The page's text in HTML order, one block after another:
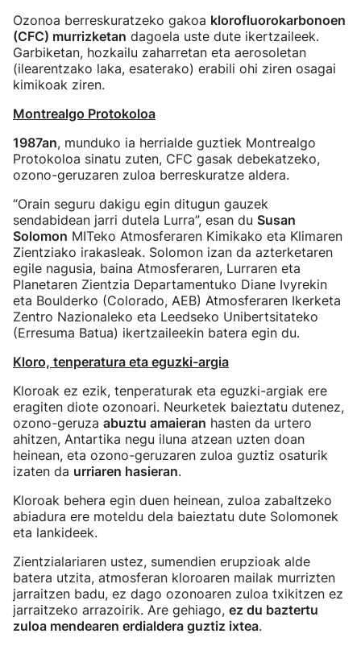
Ozonoa berreskuratzeko gakoa klorofluorokarbonoen
(CFC) murrizketan dagoela uste dute ikertzaileek.
Garbiketan, hozkailu zaharretan eta aerosoletan
(ilearentzako laka, esaterako) erabili ohi ziren osagai
kimikoak ziren.
Montrealgo Protokoloa
1987an, munduko ia herrialde guztiek Montrealgo
Protokoloa sinatu zuten, CFC gasak debekatzeko,
ozono-geruzaren zuloa berreskuratze aldera.
“Orain seguru dakigu egin ditugun gauzek
sendabidean jarri dutela Lurra”, esan du Susan
Solomon MITeko Atmosferaren Kimikako eta Klimaren
Zientziako irakasleak. Solomon izan da azterketaren
egile nagusia, baina Atmosferaren, Lurraren eta
Planetaren Zientzia Departamentuko Diane Ivyrekin
eta Boulderko (Colorado, AEB) Atmosferaren Ikerketa
Zentro Nazionaleko eta Leedseko Unibertsitateko
(Erresuma Batua) ikertzaileekin batera egin du.
Kloro, tenperatura eta eguzki-argia
Kloroak ez ezik, tenperaturak eta eguzki-argiak ere
eragiten diote ozonoari. Neurketek baieztatu dutenez,
ozono-geruza abuztu amaieran hasten da urtero
ahitzen, Antartika negu iluna atzean uzten doan
heinean, eta ozono-geruzaren zuloa guztiz osaturik
izaten da urriaren hasieran.
Kloroak behera egin duen heinean, zuloa zabaltzeko
abiadura ere moteldu dela baieztatu dute Solomonek
eta lankideek.
Zientzialariaren ustez, sumendien erupzioak alde
batera utzita, atmosferan kloroaren mailak murrizten
jarraitzen badu, ez dago ozonoaren zuloa txikitzen ez
jarraitzeko arrazoirik. Are gehiago, ez du baztertu
zuloa mendearen erdialdera guztiz ixtea.